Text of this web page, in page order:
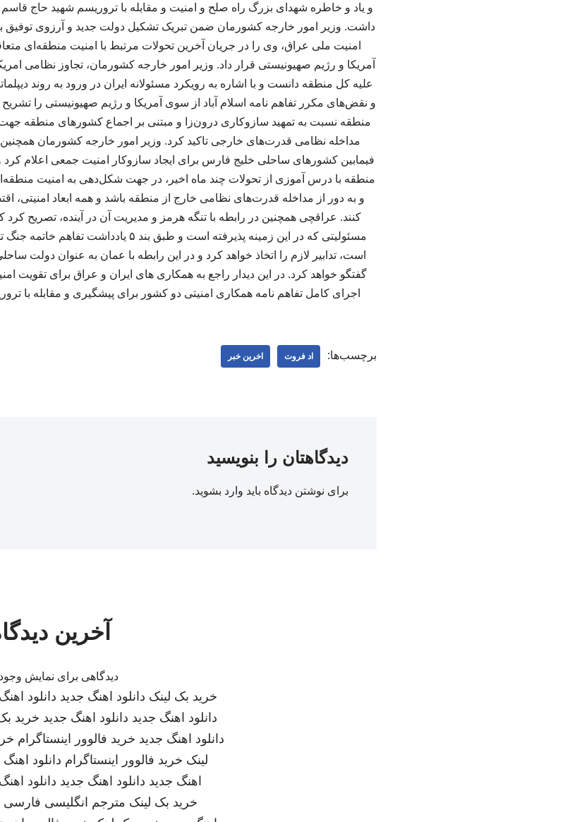
و یاد و خاطره شهدای بزرگ راه صلح و امنیت و مقابله با تروریسم شهید حاج
داشت. وزیر امور خارجه کشورمان ضمن تبریک تشکیل دولت جدید و آرزوی توفیق
امنیت ملی عراق، وی را در جریان آخرین تحولات مرتبط با امنیت منطقه‌ای
آمریکا و رژیم صهیونیستی قرار داد. وزیر امور خارجه کشورمان، تجاوز نظامی
علیه کل منطقه دانست و با اشاره به رویکرد مسئولانه ایران در ورود به روند
و نقض‌های مکرر تفاهم نامه اسلام آباد از سوی آمریکا و رژیم صهیونیستی را
منطقه نسبت به تمهید سازوکاری درون‌زا و مبتنی بر اجماع کشورهای منطقه جهت
مداخله نظامی قدرت‌های خارجی تاکید کرد. وزیر امور خارجه کشورمان همچنین
فیمابین کشورهای ساحلی خلیج فارس برای ایجاد سازوکار امنیت جمعی اعلام کرد
منطقه با درس آموزی از تحولات چند ماه اخیر، در جهت شکل‌دهی به امنیت
و به دور از مداخله قدرت‌های نظامی خارج از منطقه باشد و همه ابعاد امنیتی،
کنند. عراقچی همچنین در رابطه با تنگه هرمز و مدیریت آن در آینده، تصریح
مسئولیتی که در این زمینه پذیرفته است و طبق
است، تدابیر لازم را اتخاذ خواهد کرد و در این رابطه با عمان به عنوان دولت
گفتگو خواهد کرد. در این دیدار راجع به همکاری ‌های ایران و عراق برای تقویت
اجرای کامل تفاهم نامه همکاری امنیتی دو کشور برای پیشگیری و مقابله با
برچسب‌ها: اد فروت اخرین خبر
دیدگاهتان را بنویسید
برای نوشتن دیدگاه باید وارد بشوید.
آخرین
دیدگاهی برای نمایش وجود
خرید بک لینک دانلود اهنگ جدید دانلود
دانلود اهنگ جدید دانلود اهنگ جدید خرید
دانلود اهنگ جدید خرید فالوور اینستاگرام
لینک خرید فالوور اینستاگرام دانلود اهنگ
اهنگ جدید دانلود اهنگ جدید دانلود
خرید بک لینک مترجم انگلیسی فارسی